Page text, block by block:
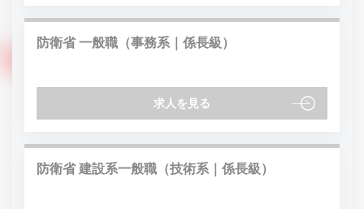
防衛省 一般職（事務系｜係長級）
求人を見る
防衛省 建設系一般職（技術系｜係長級）